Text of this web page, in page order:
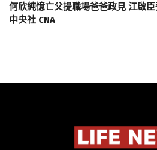
何欣純憶亡父提職場爸爸政見 江啟
中央社 CNA